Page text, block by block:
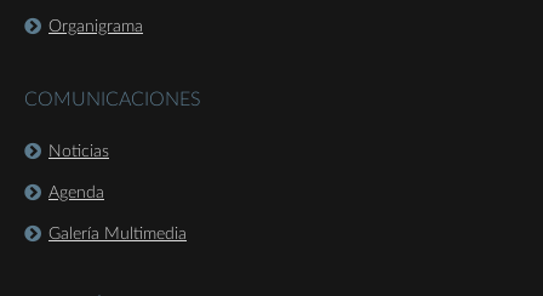
Organigrama
COMUNICACIONES
Noticias
Agenda
Galería Multimedia